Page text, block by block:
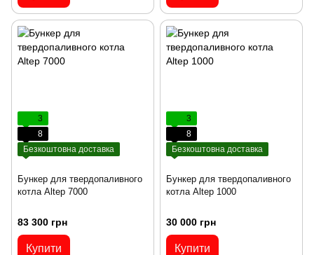
3
8
Безкоштовна доставка
Бункер для твердопаливного
котла Altep 7000
83 300 грн
Купити
3
8
Безкоштовна доставка
Бункер для твердопаливного
котла Altep 1000
30 000 грн
Купити